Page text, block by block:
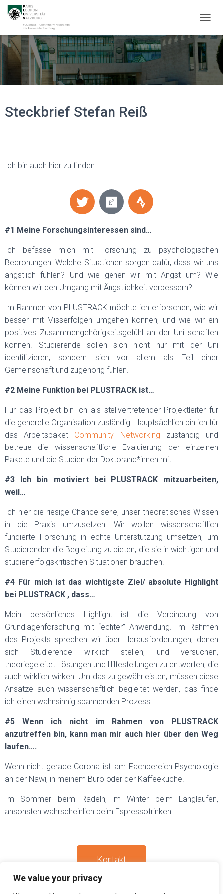
We value your privacy
O
G
G
L
E
Steckbrief Stefan Reiß
Ich bin auch hier zu finden:
#1 Meine Forschungsinteressen sind…
Ich befasse mich mit Forschung zu psychologischen
Bedrohungen: Welche Situationen sorgen dafür, dass wir uns
ängstlich fühlen? Und wie gehen wir mit Angst um? Wie
können wir den Umgang mit Ängstlichkeit verbessern?
Im Rahmen von PLUSTRACK möchte ich erforschen, wie wir
besser mit Misserfolgen umgehen können, und wie wir ein
positives Zusammengehörigkeitsgefühl an der Uni schaffen
können. Studierende sollen sich nicht nur mit der Uni
identifizieren, sondern sich vor allem als Teil einer
Gemeinschaft und zugehörig fühlen.
#2 Meine Funktion bei PLUSTRACK ist…
Für das Projekt bin ich als stellvertretender Projektleiter für
die generelle Organisation zuständig. Hauptsächlich bin ich für
das Arbeitspaket Community Networking zuständig und
betreue die wissenschaftliche Evaluierung der einzelnen
Pakete und die Studien der Doktorand*innen mit.
#3 Ich bin motiviert bei PLUSTRACK mitzuarbeiten,
weil…
Ich hier die riesige Chance sehe, unser theoretisches Wissen
in die Praxis umzusetzen. Wir wollen wissenschaftlich
fundierte Forschung in echte Unterstützung umsetzen, um
Studierenden die Begleitung zu bieten, die sie in wichtigen und
studienerfolgskritischen Situationen brauchen.
#4 Für mich ist das wichtigste Ziel/ absolute Highlight
bei PLUSTRACK , dass…
Mein persönliches Highlight ist die Verbindung von
Grundlagenforschung mit “echter” Anwendung. Im Rahmen
des Projekts sprechen wir über Herausforderungen, denen
sich Studierende wirklich stellen, und versuchen,
theoriegeleitet Lösungen und Hilfestellungen zu entwerfen, die
auch wirklich wirken. Um das zu gewährleisten, müssen diese
Ansätze auch wissenschaftlich begleitet werden, das finde
ich einen wahnsinnig spannenden Prozess.
#5 Wenn ich nicht im Rahmen von PLUSTRACK
anzutreffen bin, kann man mir auch hier über den Weg
laufen….
Wenn nicht gerade Corona ist, am Fachbereich Psychologie
an der Nawi, in meinem Büro oder der Kaffeeküche.
Im Sommer beim Radeln, im Winter beim Langlaufen,
ansonsten wahrscheinlich beim Espressotrinken.
Kontakt